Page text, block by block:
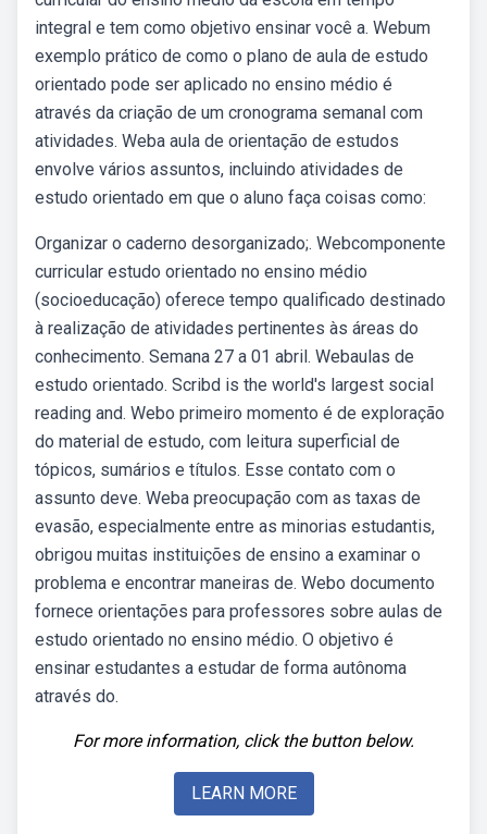
integral e tem como objetivo ensinar você a. Webum
exemplo prático de como o plano de aula de estudo
orientado pode ser aplicado no ensino médio é
através da criação de um cronograma semanal com
atividades. Weba aula de orientação de estudos
envolve vários assuntos, incluindo atividades de
estudo orientado em que o aluno faça coisas como:
Organizar o caderno desorganizado;. Webcomponente
curricular estudo orientado no ensino médio
(socioeducação) oferece tempo qualificado destinado
à realização de atividades pertinentes às áreas do
conhecimento. Semana 27 a 01 abril. Webaulas de
estudo orientado. Scribd is the world's largest social
reading and. Webo primeiro momento é de exploração
do material de estudo, com leitura superficial de
tópicos, sumários e títulos. Esse contato com o
assunto deve. Weba preocupação com as taxas de
evasão, especialmente entre as minorias estudantis,
obrigou muitas instituições de ensino a examinar o
problema e encontrar maneiras de. Webo documento
fornece orientações para professores sobre aulas de
estudo orientado no ensino médio. O objetivo é
ensinar estudantes a estudar de forma autônoma
através do.
For more information, click the button below.
LEARN MORE